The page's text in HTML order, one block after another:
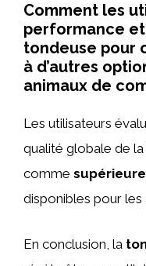
Comment les
performance
tondeuse pour
à d’autres
animaux de
Les utilisateurs
qualité globale de
comme supérieure
disponibles pour les
En conclusion, la